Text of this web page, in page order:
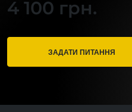
4 100 грн.
ЗАДАТИ ПИТАННЯ